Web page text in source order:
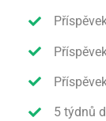
5 týdnů